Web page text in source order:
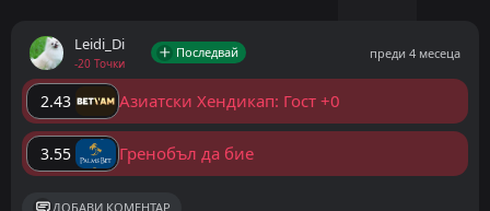
Leidi_Di
-20 Точки
Последвай преди 4 месеца
2.43 Азиатски Хендикап: Гост +0
3.55 Гренобъл да бие
ДОБАВИ КОМЕНТАР